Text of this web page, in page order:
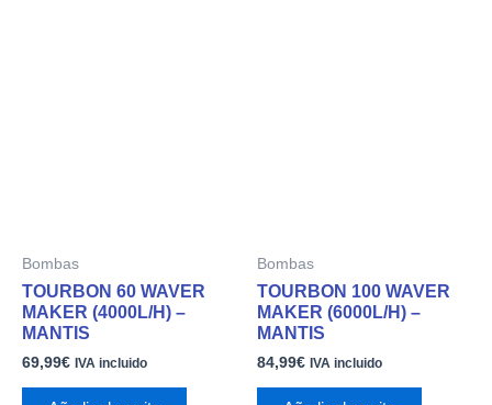
Bombas
TOURBON 60 WAVER
MAKER (4000L/H) –
MANTIS
69,99€ IVA incluido
Bombas
TOURBON 100 WAVER
MAKER (6000L/H) –
MANTIS
84,99€ IVA incluido